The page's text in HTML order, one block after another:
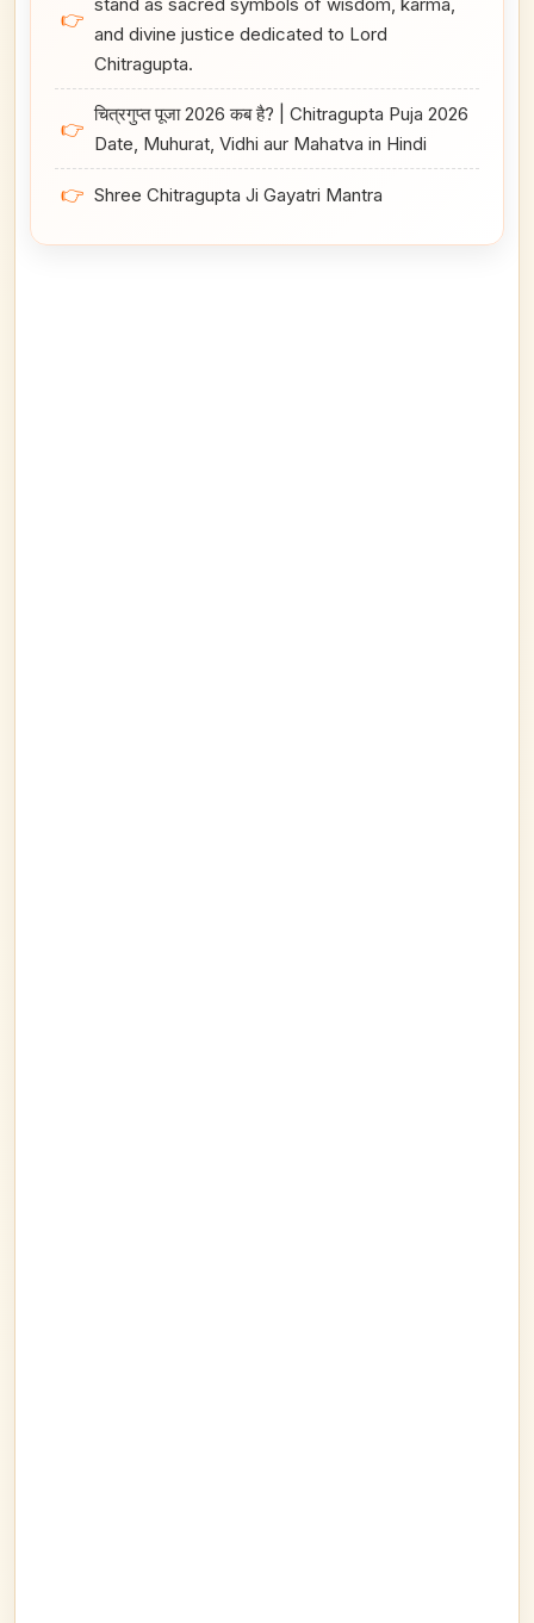
👉
and divine justice dedicated to Lord
Chitragupta.
👉
चित्रगुप्त पूजा 2026 कब है? | Chitragupta Puja 2026
Date, Muhurat, Vidhi aur Mahatva in Hindi
👉 Shree Chitragupta Ji Gayatri Mantra